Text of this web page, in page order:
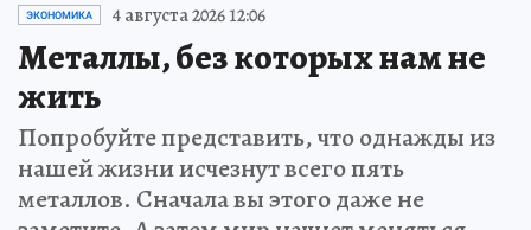
ЭКОНОМИКА 4 августа 2026 12:06
Металлы, без которых нам не
жить
Попробуйте представить, что однажды из
нашей жизни исчезнут всего пять
металлов. Сначала вы этого даже не